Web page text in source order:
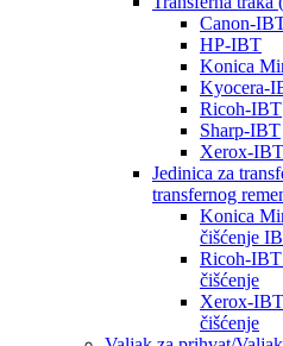
Canon-
HP-IBT
Konica
Kyocera-
Ricoh-IBT
Sharp-IBT
Xerox-IBT
Jedinica za
transfernog
Konica
čišćenje
Ricoh-
čišćenje
Xerox-
čišćenje